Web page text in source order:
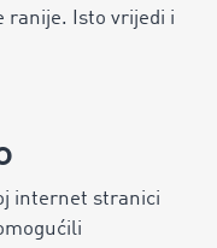
ranije. Isto vrijedi i
internet stranici